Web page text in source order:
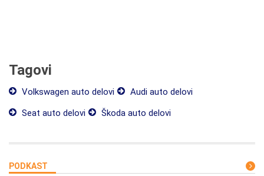
Tagovi
Volkswagen auto delovi
Audi auto delovi
Seat auto delovi
Škoda auto delovi
PODKAST